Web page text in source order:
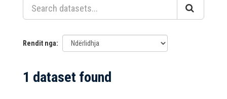
Rendit nga
1 dataset found